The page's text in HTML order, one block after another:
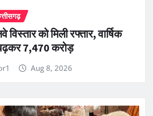
को मिली रफ्तार, वार्षिक
7,470 करोड़
Aug 8, 2026